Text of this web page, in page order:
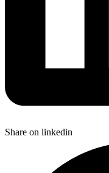
Share on linkedin